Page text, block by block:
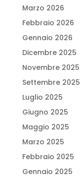
Marzo 2026
Febbraio 2026
Gennaio 2026
Dicembre 2025
Novembre 2025
Settembre 2025
Luglio 2025
Giugno 2025
Maggio 2025
Marzo 2025
Febbraio 2025
Gennaio 2025